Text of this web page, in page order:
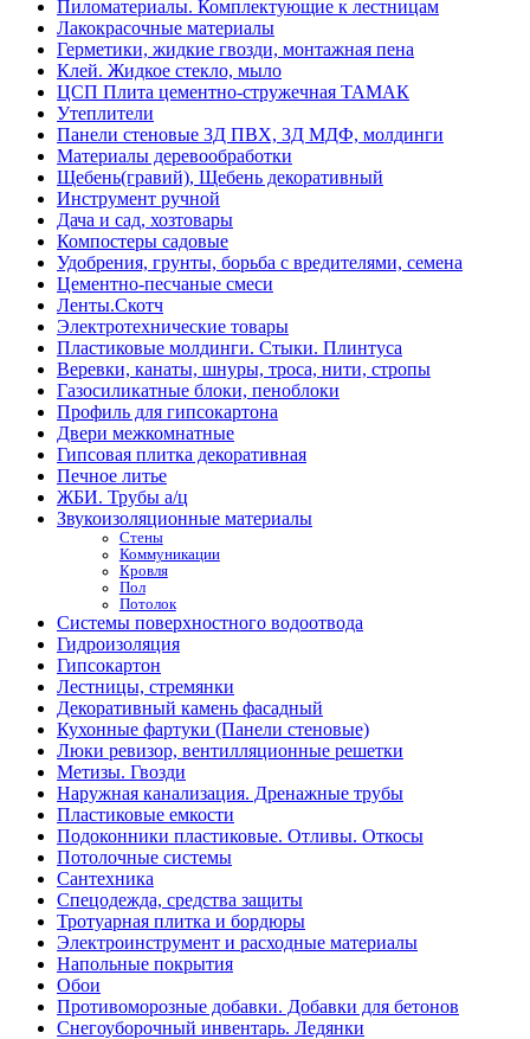
Пиломатериалы. Комплектующие к лестницам
Лакокрасочные материалы
Герметики, жидкие гвозди, монтажная пена
Клей. Жидкое стекло, мыло
ЦСП Плита цементно-стружечная ТАМАК
Утеплители
Панели стеновые 3Д ПВХ, 3Д МДФ, молдинги
Материалы деревообработки
Щебень(гравий), Щебень декоративный
Инструмент ручной
Дача и сад, хозтовары
Компостеры садовые
Удобрения, грунты, борьба с вредителями, семена
Цементно-песчаные смеси
Ленты.Скотч
Электротехнические товары
Пластиковые молдинги. Стыки. Плинтуса
Веревки, канаты, шнуры, троса, нити, стропы
Газосиликатные блоки, пеноблоки
Профиль для гипсокартона
Двери межкомнатные
Гипсовая плитка декоративная
Печное литье
ЖБИ. Трубы а/ц
Звукоизоляционные материалы
Стены
Коммуникации
Кровля
Пол
Потолок
Системы поверхностного водоотвода
Гидроизоляция
Гипсокартон
Лестницы, стремянки
Декоративный камень фасадный
Кухонные фартуки (Панели стеновые)
Люки ревизор, вентилляционные решетки
Метизы. Гвозди
Наружная канализация. Дренажные трубы
Пластиковые емкости
Подоконники пластиковые. Отливы. Откосы
Потолочные системы
Сантехника
Спецодежда, средства защиты
Тротуарная плитка и бордюры
Электроинструмент и расходные материалы
Напольные покрытия
Обои
Противоморозные добавки. Добавки для бетонов
Снегоуборочный инвентарь. Ледянки